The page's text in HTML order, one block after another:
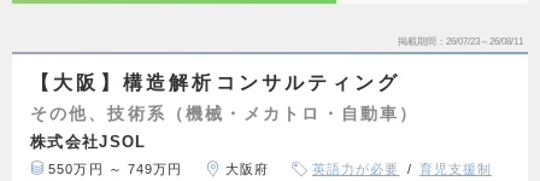
掲載期間 26/07/23～26/08/11
【大阪】構造解析コンサルティング
その他、技術系（機械・メカトロ・自動車）
株式会社JSOL
550万円 ～ 749万円 大阪府 英語力が必要
育児支援制